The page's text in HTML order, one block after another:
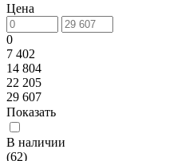
Цена
0
7 402
14 804
22 205
29 607
Показать
В наличии
(62)